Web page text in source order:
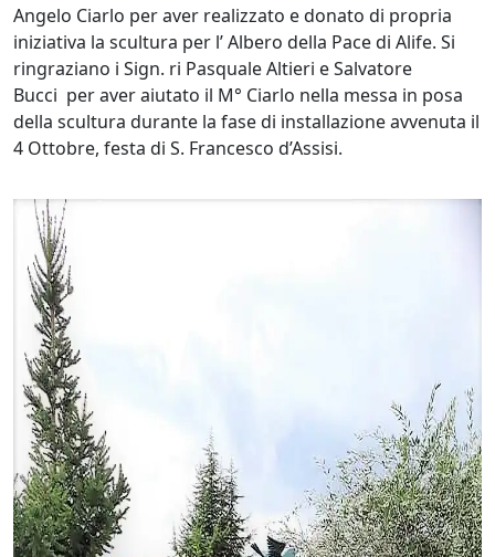
Angelo Ciarlo per aver realizzato e donato di propria
iniziativa la scultura per l’ Albero della Pace di Alife. Si
ringraziano i Sign. ri Pasquale Altieri e Salvatore
Bucci per aver aiutato il M° Ciarlo nella messa in posa
della scultura durante la fase di installazione avvenuta il
4 Ottobre, festa di S. Francesco d’Assisi.